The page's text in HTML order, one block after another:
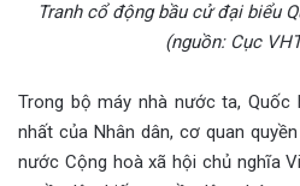
Tranh cổ động bầu cử đại biểu
(nguồn: Cục
Trong bộ máy nhà nước ta,
nhất của Nhân dân, cơ quan
nước Cộng hoà xã hội chủ nghĩa